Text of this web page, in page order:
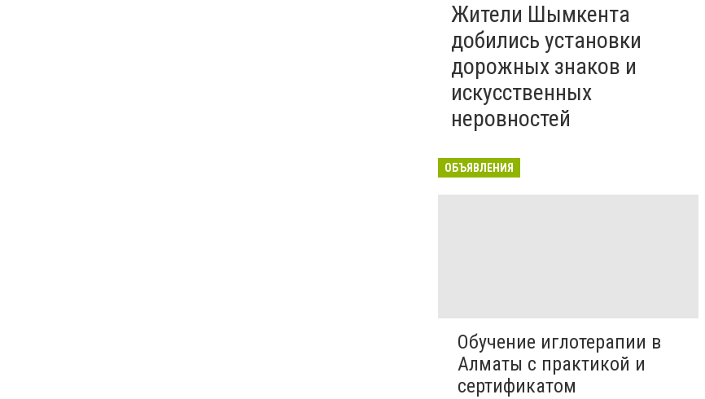
Жители Шымкента
добились установки
дорожных знаков и
искусственных
неровностей
ОБЪЯВЛЕНИЯ
Обучение иглотерапии в
Алматы с практикой и
сертификатом